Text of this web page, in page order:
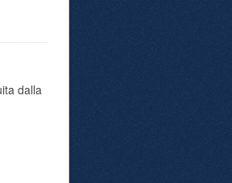
dalla